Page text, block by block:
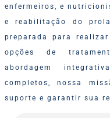
enfermeiros, e
e reabilitação do
preparada para
opções de
abordagem
completos, nossa
suporte e garantir sua